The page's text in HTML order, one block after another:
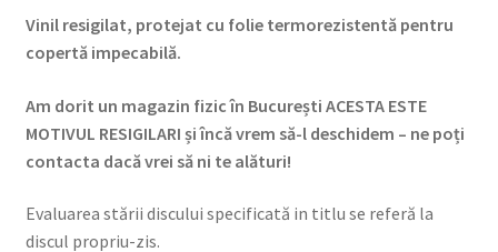
Vinil resigilat, protejat cu folie termorezistentă pentru
copertă impecabilă.
Am dorit un magazin fizic în București ACESTA ESTE
MOTIVUL RESIGILARI și încă vrem să-l deschidem – ne poți
contacta dacă vrei să ni te alături!
Evaluarea stării discului specificată in titlu se referă la
discul propriu-zis.